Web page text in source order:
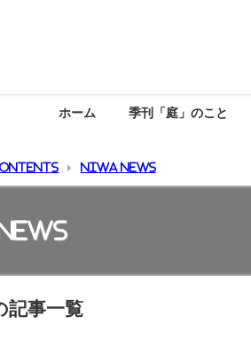
ホーム 季刊「庭」のこと
NIWA NEWS
事一覧